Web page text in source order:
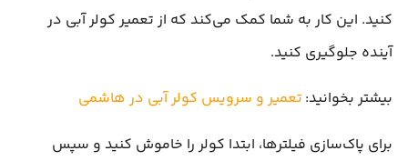
کنید. این کار به شما کمک می‌کند که از تعمیر کولر آبی در
آینده جلوگیری کنید.
بیشتر بخوانید: تعمیر و سرویس کولر آبی در هاشمی
برای پاک‌سازی فیلترها، ابتدا کولر را خاموش کنید و سپس